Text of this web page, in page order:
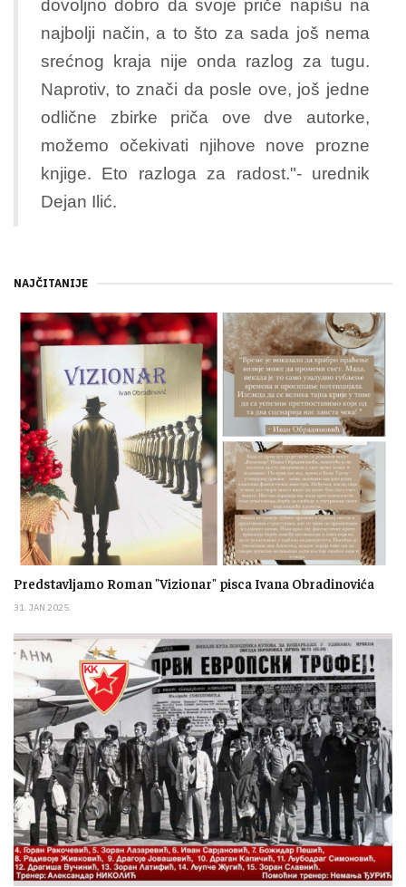
dovoljno dobro da svoje priče napišu na
najbolji način, a to što za sada još nema
srećnog kraja nije onda razlog za tugu.
Naprotiv, to znači da posle ove, još jedne
odlične zbirke priča ove dve autorke,
možemo očekivati njihove nove prozne
knjige. Eto razloga za radost."- urednik
Dejan Ilić.
NAJČITANIJE
Predstavljamo Roman "Vizionar" pisca Ivana Obradinovića
31. JAN 2025.